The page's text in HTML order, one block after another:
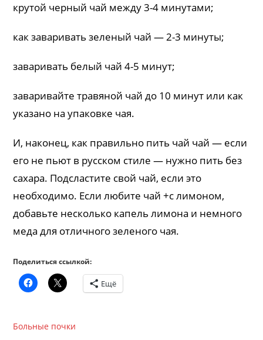
крутой черный чай между 3-4 минутами;
как заваривать зеленый чай — 2-3 минуты;
заваривать белый чай 4-5 минут;
заваривайте травяной чай до 10 минут или как
указано на упаковке чая.
И, наконец, как правильно пить чай чай — если
его не пьют в русском стиле — нужно пить без
сахара. Подсластите свой чай, если это
необходимо. Если любите чай +с лимоном,
добавьте несколько капель лимона и немного
меда для отличного зеленого чая.
Поделиться ссылкой:
Ещё
Больные почки